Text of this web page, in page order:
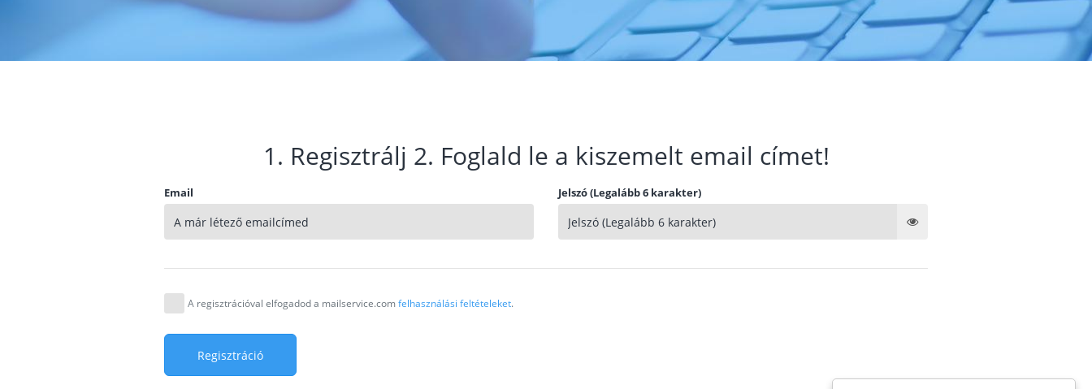
1. Regisztrálj 2. Foglald le a kiszemelt email címet!
Email Jelszó (Legalább 6 karakter)
A regisztrációval elfogadod a mailservice.comfelhasználási feltételeket.
Regisztráció